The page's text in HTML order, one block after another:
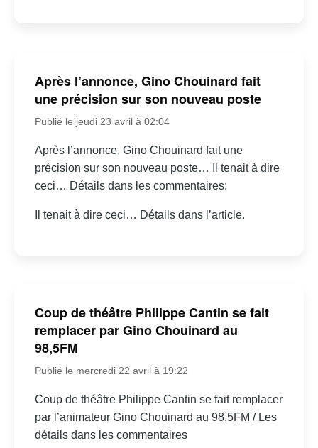
Après l’annonce, Gino Chouinard fait
une précision sur son nouveau poste
Publié le jeudi 23 avril à 02:04
Après l’annonce, Gino Chouinard fait une
précision sur son nouveau poste… Il tenait à dire
ceci… Détails dans les commentaires:
Il tenait à dire ceci… Détails dans l’article.
Coup de théâtre Philippe Cantin se fait
remplacer par Gino Chouinard au
98,5FM
Publié le mercredi 22 avril à 19:22
Coup de théâtre Philippe Cantin se fait remplacer
par l’animateur Gino Chouinard au 98,5FM / Les
détails dans les commentaires